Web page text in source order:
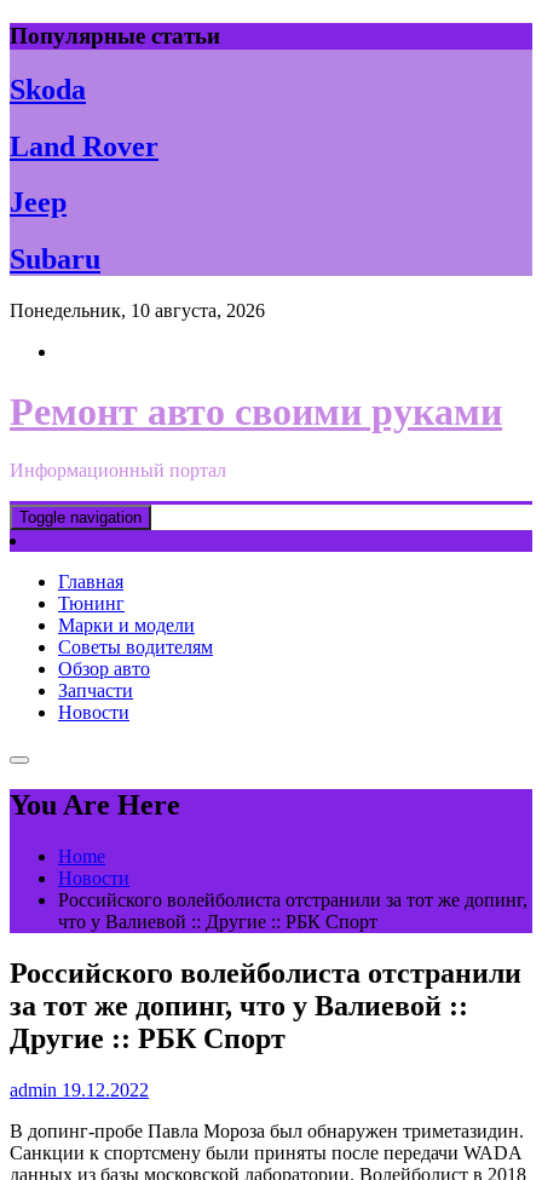
Skip
to
content
Популярные статьи
Skoda
Land Rover
Jeep
Subaru
Понедельник, 10 августа, 2026
Ремонт авто своими руками
Информационный портал
Toggle navigation
Главная
Тюнинг
Марки и модели
Советы водителям
Обзор авто
Запчасти
Новости
You Are Here
Home
Новости
Российского волейболиста отстранили за тот же допинг,
что у Валиевой :: Другие :: РБК Спорт
Российского волейболиста отстранили
за тот же допинг, что у Валиевой ::
Другие :: РБК Спорт
admin 19.12.2022
В допинг-пробе Павла Мороза был обнаружен триметазидин.
Санкции к спортсмену были приняты после передачи WADA
данных из базы московской лаборатории. Волейболист в 2018